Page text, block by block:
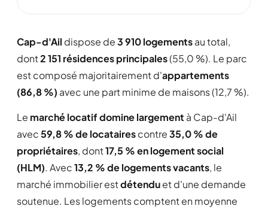
Cap-d'Ail dispose de3 910 logementsau total,
dont2 151 résidences principales(55,0 %). Le parc
est composé majoritairement d'appartements
(86,8 %) avec une part minime de maisons (12,7 %).
Le marché locatif domine largement à Cap-d'Ail
avec59,8 % de locatairescontre35,0 % de
propriétaires, dont17,5 % en logement social
(HLM). Avec13,2 % de logements vacants, le
marché immobilier estdétenduet d'une demande
soutenue. Les logements comptent en moyenne